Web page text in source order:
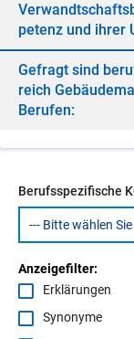
pe­tenz und ih­rer
Ge­fragt sind
reich
Be­ru­fen:
Berufsspezifische
Anzeigefilter:
Erklärungen
Synonyme